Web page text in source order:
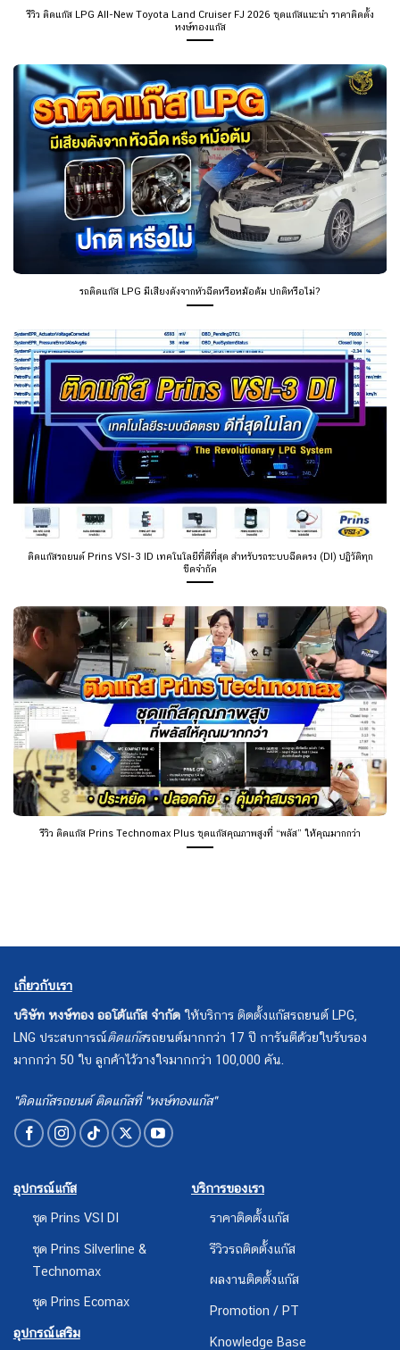
รีวิว ติดแก๊ส LPG All-New Toyota Land Cruiser FJ 2026 ชุดแก๊สแนะนำ ราคาติดตั้ง
หงษ์ทองแก๊ส
รถติดแก๊ส LPG มีเสียงดังจากหัวฉีดหรือหม้อต้ม ปกติหรือไม่?
ติดแก๊สรถยนต์ Prins VSI-3 ID เทคโนโลยีที่ดีที่สุด สำหรับรถระบบฉีดตรง (DI) ปฏิวัติทุก
ขีดจำกัด
รีวิว ติดแก๊ส Prins Technomax Plus ชุดแก๊สคุณภาพสูงที่ “พลัส” ให้คุณมากกว่า
เกี่ยวกับเรา
บริษัท หงษ์ทอง ออโต้แก๊ส จำกัด ให้บริการ ติดตั้งแก๊สรถยนต์ LPG,
LNG ประสบการณ์ติดแก๊สรถยนต์มากกว่า 17 ปี การันตีด้วยใบรับรอง
มากกว่า 50 ใบ ลูกค้าไว้วางใจมากกว่า 100,000 คัน.
"ติดแก๊สรถยนต์ ติดแก๊สที่ "หงษ์ทองแก๊ส"
อุปกรณ์แก๊ส
ชุด Prins VSI DI
ชุด Prins Silverline &
Technomax
ชุด Prins Ecomax
อุปกรณ์เสริม
บริการของเรา
ราคาติดตั้งแก๊ส
รีวิวรถติดตั้งแก๊ส
ผลงานติดตั้งแก๊ส
Promotion / PT
Knowledge Base